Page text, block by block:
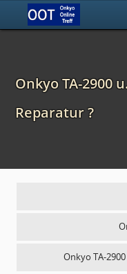
Onkyo TA-2900
Reparatur ?
Onkyo TA-